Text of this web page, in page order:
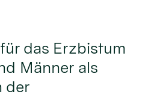
das Erzbistum
Männer als
der